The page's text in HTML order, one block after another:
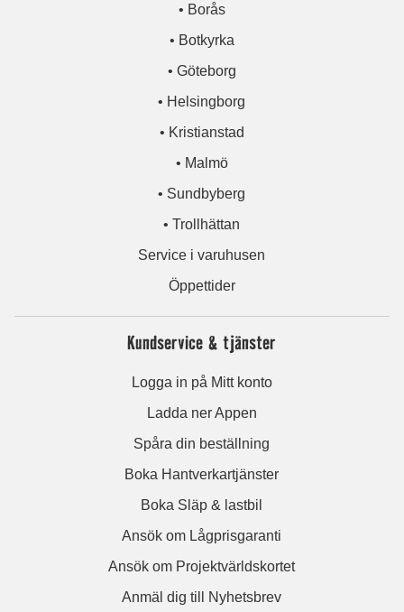
• Borås
• Botkyrka
• Göteborg
• Helsingborg
• Kristianstad
• Malmö
• Sundbyberg
• Trollhättan
Service i varuhusen
Öppettider
Kundservice & tjänster
Logga in på Mitt konto
Ladda ner Appen
Spåra din beställning
Boka Hantverkartjänster
Boka Släp & lastbil
Ansök om Lågprisgaranti
Ansök om Projektvärldskortet
Anmäl dig till Nyhetsbrev